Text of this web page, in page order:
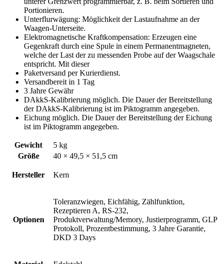
Portionieren.
Unterflurwägung: Möglichkeit der Lastaufnahme an der
Waagen-Unterseite.
Elektromagnetische Kraftkompensation: Erzeugen eine
Gegenkraft durch eine Spule in einem Permanentmagneten,
welche der Last der zu messenden Probe auf der Waagschale
entspricht. Mit dieser
Paketversand per Kurierdienst.
Versandbereit in 1 Tag
3 Jahre Gewähr
DAkkS-Kalibrierung möglich. Die Dauer der Bereitstellung
der DAkkS-Kalibrierung ist im Piktogramm angegeben.
Eichung möglich. Die Dauer der Bereitstellung der Eichung
ist im Piktogramm angegeben.
Gewicht
5 kg
Größe
40 × 49,5 × 51,5 cm
Hersteller Kern
Optionen
Toleranzwiegen, Eichfähig, Zählfunktion,
Rezeptieren A, RS-232,
Produktverwaltung/Memory, Justierprogramm, GLP
Protokoll, Prozentbestimmung, 3 Jahre Garantie,
DKD 3 Days